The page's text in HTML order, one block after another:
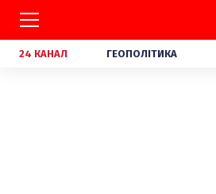
24 КАНАЛ ГЕОПОЛІТИКА